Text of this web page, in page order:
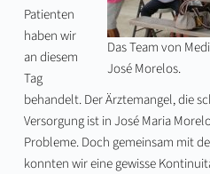
Das Team von
José Morelos.
Patienten
haben wir
an diesem
Tag
behandelt. Der Ärztemangel, die
Versorgung ist in José Maria
Probleme. Doch gemeinsam mit
konnten wir eine gewisse